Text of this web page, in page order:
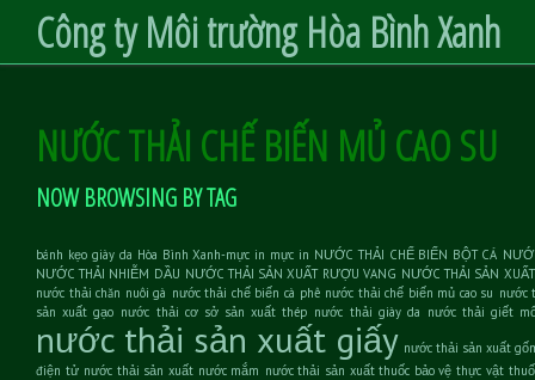
Công ty Môi trường Hòa Bình Xanh
NƯỚC THẢI CHẾ BIẾN MỦ CAO SU
NOW BROWSING BY TAG
bánh kẹo giày da Hòa Bình Xanh-mực in mực in NƯỚC THẢI CHẾ BIẾN BỘT CÁ
NƯỚC THẢI NHIỄM DẦU NƯỚC THẢI SẢN XUẤT RƯỢU VANG NƯỚC THẢI SẢN
nước thải chăn nuôi gà nước thải chế biến cà phê nước thải chế biến mủ cao su nước
sản xuất gạo nước thải cơ sở sản xuất thép nước thải giày da nước thải giết
nước thải sản xuất giấy nước thải sản xuất
điện tử nước thải sản xuất nước mắm nước thải sản xuất thuốc bảo vệ thực vật